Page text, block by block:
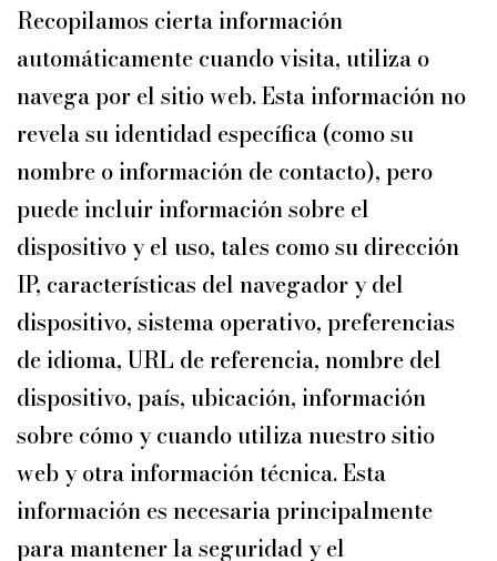
Recopilamos cierta información
automáticamente cuando visita, utiliza o
navega por el sitio web. Esta información no
revela su identidad específica (como su
nombre o información de contacto), pero
puede incluir información sobre el
dispositivo y el uso, tales como su dirección
IP, características del navegador y del
dispositivo, sistema operativo, preferencias
de idioma, URL de referencia, nombre del
dispositivo, país, ubicación, información
sobre cómo y cuando utiliza nuestro sitio
web y otra información técnica. Esta
información es necesaria principalmente
para mantener la seguridad y el